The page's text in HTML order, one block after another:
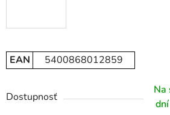
EAN 5400868012859
Dostupnosť
Na
dní